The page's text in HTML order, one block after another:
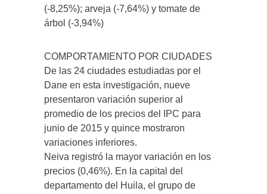
(-8,25%); arveja (-7,64%) y tomate de
árbol (-3,94%)
COMPORTAMIENTO POR CIUDADES
De las 24 ciudades estudiadas por el
Dane en esta investigación, nueve
presentaron variación superior al
promedio de los precios del IPC para
junio de 2015 y quince mostraron
variaciones inferiores.
Neiva registró la mayor variación en los
precios (0,46%). En la capital del
departamento del Huila, el grupo de